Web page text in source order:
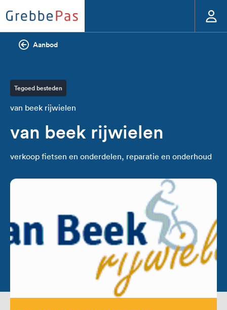
Aanbod
Tegoed besteden
van beek rijwielen
van beek rijwielen
verkoop fietsen en onderdelen, reparatie en onderhoud